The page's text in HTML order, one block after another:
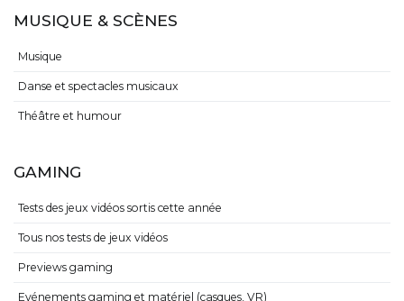
MUSIQUE & SCÈNES
Musique
Danse et spectacles musicaux
Théâtre et humour
GAMING
Tests des jeux vidéos sortis cette année
Tous nos tests de jeux vidéos
Previews gaming
Evénements gaming et matériel (casques, VR)